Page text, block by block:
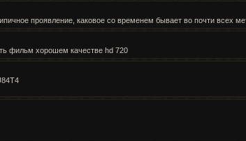
проявление, каковое со временем бывает во почти всех
фильм хорошем качестве hd 720